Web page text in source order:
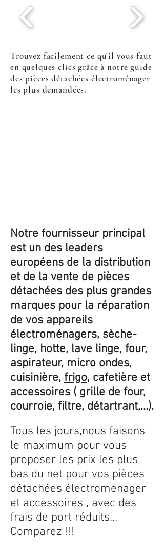
Trouvez facilement ce qu'il vous faut
en quelques clics grâce à notre guide
des pièces détachées électroménager
les plus demandées.
Notre fournisseur principal
est un des leaders
européens de la distribution
et de la vente de pièces
détachées des plus grandes
marques pour la réparation
de vos appareils
électroménagers, sèche-
linge, hotte, lave linge, four,
aspirateur, micro ondes,
cuisinière, frigo, cafetière et
accessoires ( grille de four,
courroie, filtre, détartrant,...).
Tous les jours,nous faisons
le maximum pour vous
proposer les prix les plus
bas du net pour vos pièces
détachées électroménager
et accessoires , avec des
frais de port réduits...
Comparez !!!